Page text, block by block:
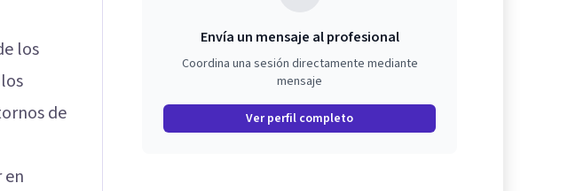
los
de
en
Envía un mensaje al profesional
Coordina una sesión directamente mediante
mensaje
Ver perfil completo